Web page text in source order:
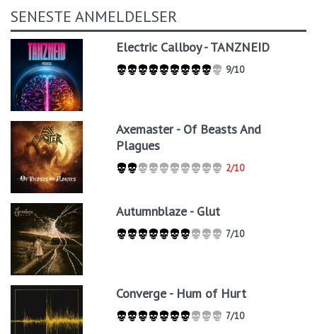
SENESTE ANMELDELSER
Electric Callboy - TANZNEID
9/10
Axemaster - Of Beasts And
Plagues
2/10
Autumnblaze - Glut
7/10
Converge - Hum of Hurt
7/10